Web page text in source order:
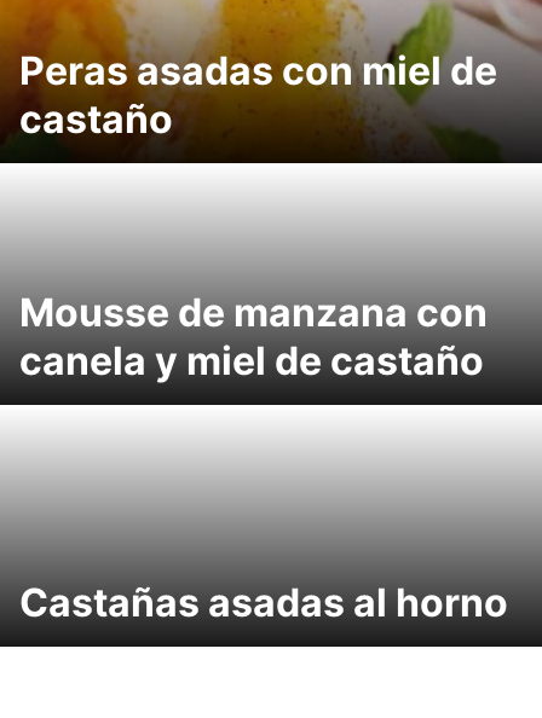
Peras asadas con miel de
castaño
Mousse de manzana con
canela y miel de castaño
Castañas asadas al horno